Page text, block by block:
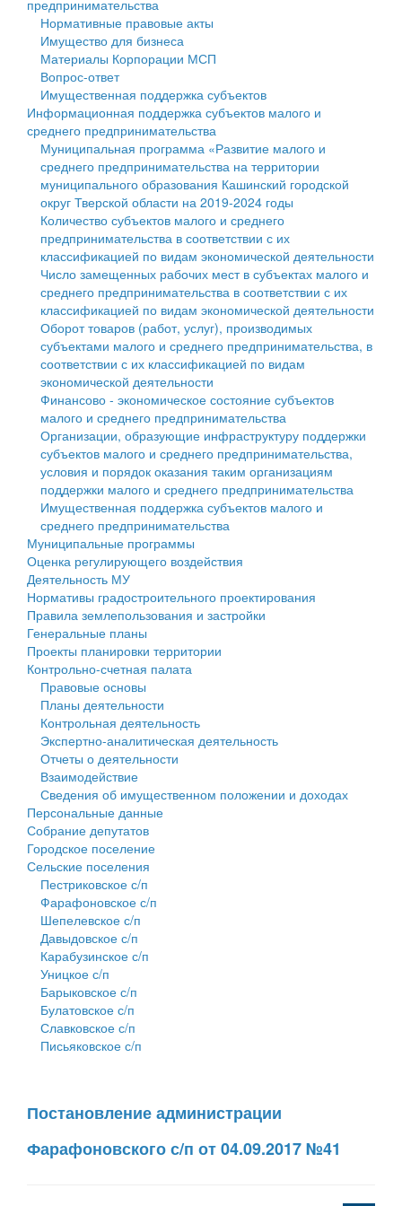
Государственные услуги
Промышленность и АПК
Экономика и бизнес
...
Символика
Устав
Гостям округа
Туризм
Культура
Образование
Здравоохранение
Социальная защита
Фотоальбом
муниципального округа Тверской области
Администрация Кашинского муниципального округа
Тверской области
Управление сельскими территориями
Открытые данные
Работа с обращениями граждан
Муниципальный контроль
Муниципальные услуги
Проекты административных регламентов
Антимонопольный комплаенс
Противодействие коррупции
Финансовое управление
Бюджет для граждан
Имущество
Выявление правообладателей ранее учтенных
объектов недвижимости
Имущественная поддержка субъектов малого и
среднего предпринимательства
Информационная поддержка субъектов малого и
среднего предпринимательства
Муниципальные программы
Контрольно-счетная палата
Персональные данные
Оценка регулирующего воздействия
Деятельность МУ
Нормативы градостроительного проектирования
Правила землепользования и застройки
Генеральные планы
Проекты планировки территории
Собрание депутатов
Городское поселение
Сельские поселения
предпринимательства
Нормативные правовые акты
Имущество для бизнеса
Материалы Корпорации МСП
Вопрос-ответ
Имущественная поддержка субъектов
Информационная поддержка субъектов малого и
среднего предпринимательства
Муниципальная программа «Развитие малого и
среднего предпринимательства на территории
муниципального образования Кашинский городской
округ Тверской области на 2019-2024 годы
Количество субъектов малого и среднего
предпринимательства в соответствии с их
классификацией по видам экономической деятельности
Число замещенных рабочих мест в субъектах малого и
среднего предпринимательства в соответствии с их
классификацией по видам экономической деятельности
Оборот товаров (работ, услуг), производимых
субъектами малого и среднего предпринимательства, в
соответствии с их классификацией по видам
экономической деятельности
Финансово - экономическое состояние субъектов
малого и среднего предпринимательства
Организации, образующие инфраструктуру поддержки
субъектов малого и среднего предпринимательства,
условия и порядок оказания таким организациям
поддержки малого и среднего предпринимательства
Имущественная поддержка субъектов малого и
среднего предпринимательства
Муниципальные программы
Оценка регулирующего воздействия
Деятельность МУ
Нормативы градостроительного проектирования
Правила землепользования и застройки
Генеральные планы
Проекты планировки территории
Контрольно-счетная палата
Правовые основы
Планы деятельности
Контрольная деятельность
Экспертно-аналитическая деятельность
Отчеты о деятельности
Взаимодействие
Сведения об имущественном положении и доходах
Персональные данные
Собрание депутатов
Городское поселение
Сельские поселения
Пестриковское с/п
Фарафоновское с/п
Шепелевское с/п
Давыдовское с/п
Карабузинское с/п
Уницкое с/п
Барыковское с/п
Булатовское с/п
Славковское с/п
Письяковское с/п
Постановление администрации
Фарафоновского с/п от 04.09.2017 №41